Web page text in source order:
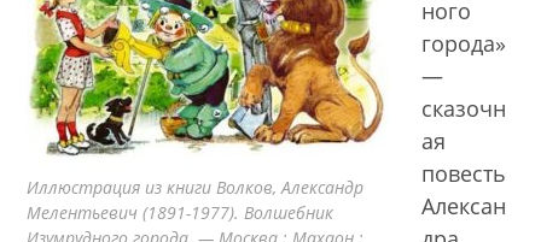
Иллюстрация из книги Волков, Александр
Мелентьевич (1891-1977). Волшебник
ного
города»
—
сказочн
ая
повесть
Алексан